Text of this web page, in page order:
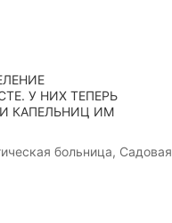
У НИХ ТЕПЕРЬ
КАПЕЛЬНИЦ ИМ
больница, Садовая